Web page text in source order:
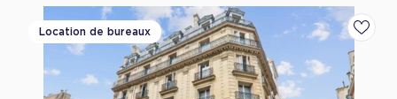
Location de bureaux